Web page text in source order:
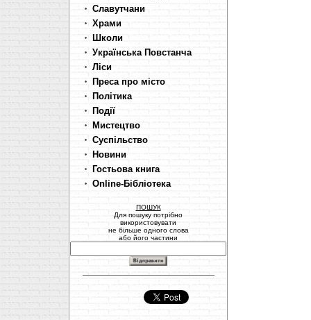
Славутчани
Храми
Школи
Українська Повстанча
Ліси
Преса про місто
Політика
Події
Мистецтво
Суспільство
Новини
Гостьова книга
Online-Бібліотека
ПОШУК
Для пошуку потрібно
використовувати
не більше одного слова
або його частини